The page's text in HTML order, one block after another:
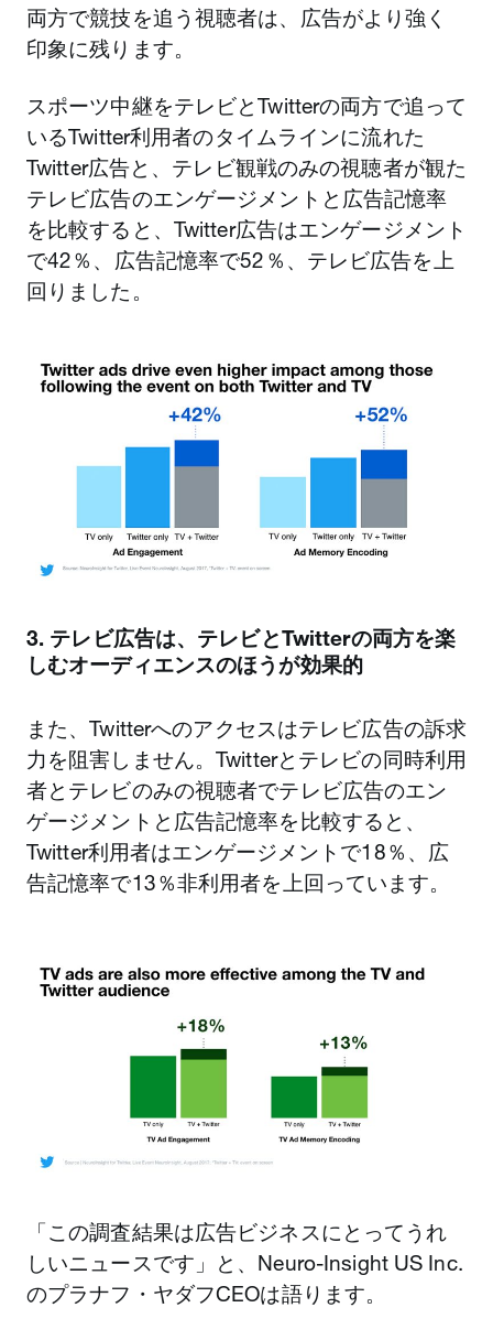
両方で競技を追う視聴者は、広告がより強く
印象に残ります。
スポーツ中継をテレビとTwitterの両方で追って
いるTwitter利用者のタイムラインに流れた
Twitter広告と、テレビ観戦のみの視聴者が観た
テレビ広告のエンゲージメントと広告記憶率
を比較すると、Twitter広告はエンゲージメント
で42％、広告記憶率で52％、テレビ広告を上
回りました。
3. テレビ広告は、テレビとTwitterの両方を楽
しむオーディエンスのほうが効果的
また、Twitterへのアクセスはテレビ広告の訴求
力を阻害しません。Twitterとテレビの同時利用
者とテレビのみの視聴者でテレビ広告のエン
ゲージメントと広告記憶率を比較すると、
Twitter利用者はエンゲージメントで18％、広
告記憶率で13％非利用者を上回っています。
「この調査結果は広告ビジネスにとってうれ
しいニュースです」と、Neuro-Insight US Inc.
のプラナフ・ヤダフCEOは語ります。